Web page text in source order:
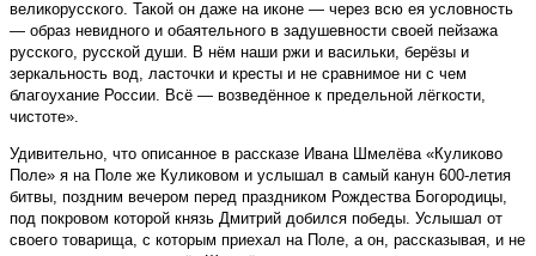
великорусского. Такой он даже на иконе — через всю ея условность
— образ невидного и обаятельного в задушевности своей пейзажа
русского, русской души. В нём наши ржи и васильки, берёзы и
зеркальность вод, ласточки и кресты и не сравнимое ни с чем
благоухание России. Всё — возведённое к предельной лёгкости,
чистоте».
Удивительно, что описанное в рассказе Ивана Шмелёва «Куликово
Поле» я на Поле же Куликовом и услышал в самый канун 600-летия
битвы, поздним вечером перед праздником Рождества Богородицы,
под покровом которой князь Дмитрий добился победы. Услышал от
своего товарища, с которым приехал на Поле, а он, рассказывая, и не